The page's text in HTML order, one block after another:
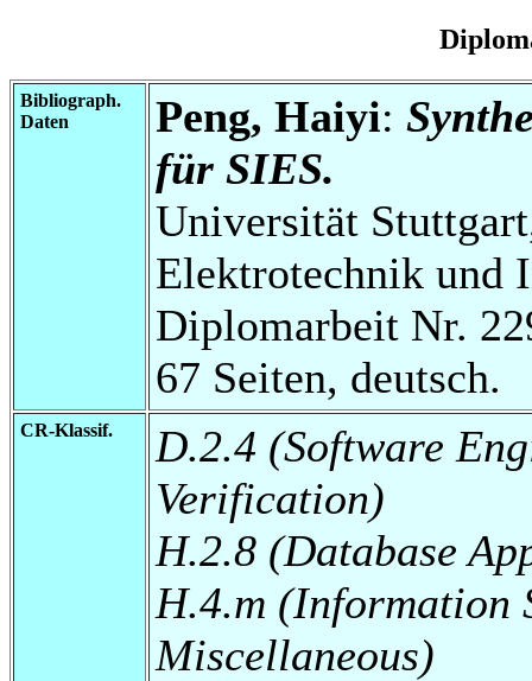
Bibliograph.
Daten
Peng, Haiyi:
für SIES.
Universität
Elektrotechnik und
Diplomarbeit Nr.
67 Seiten, deutsch.
CR-Klassif.
D.2.4 (Software
Verification)
H.2.8 (Database
H.4.m (Information
Miscellaneous)